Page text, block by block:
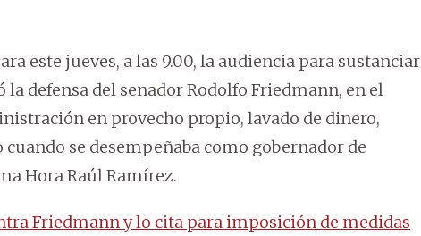
este jueves, a las 9.00, la audiencia para sustanciar
defensa del senador Rodolfo Friedmann, en el
en provecho propio, lavado de dinero,
cuando se desempeñaba como gobernador de
Hora Raúl Ramírez.
Friedmann y lo cita para imposición de medidas